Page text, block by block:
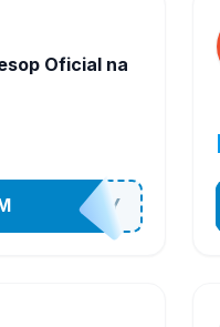
Oficial na
YESO274Y